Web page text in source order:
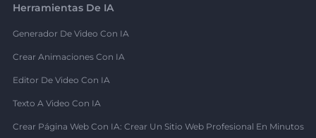
Herramientas De IA
Generador De Video Con IA
Crear Animaciones Con IA
Editor De Video Con IA
Texto A Video Con IA
Crear Página Web Con IA: Crear Un Sitio Web Profesional En Minutos